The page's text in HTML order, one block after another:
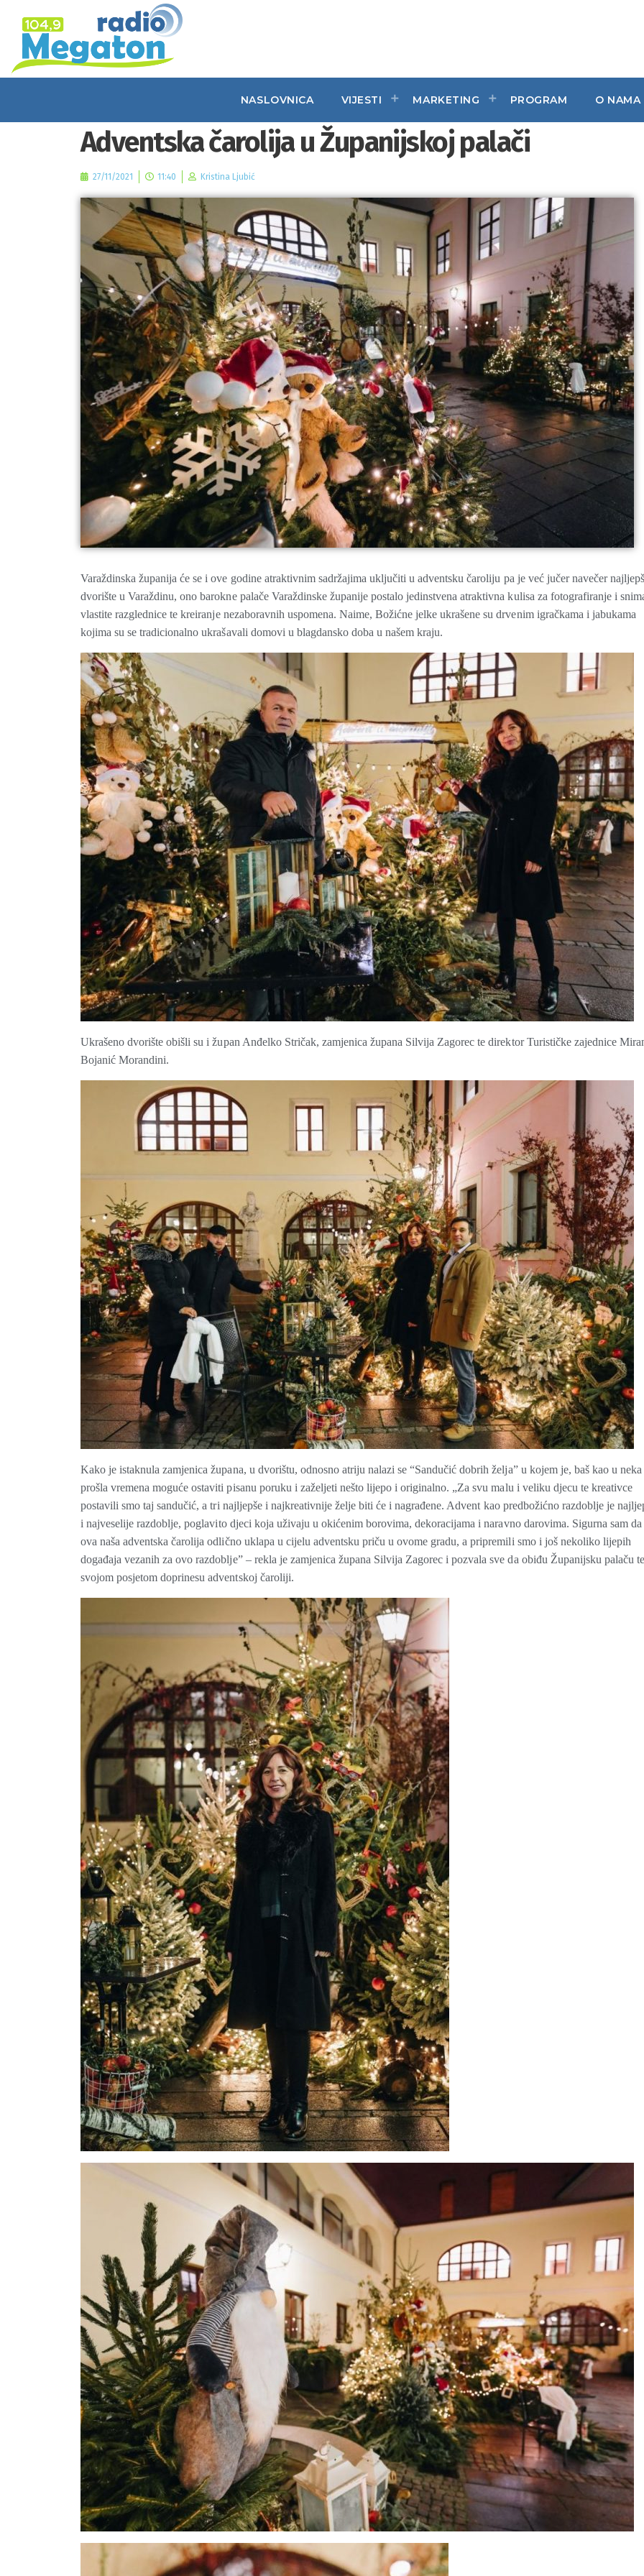
NASLOVNICA VIJESTI MARKETING PROGRAM O NAMA
Adventska čarolija u Županijskoj palači
27/11/2021 11:40 Kristina Ljubić
Varaždinska županija će se i ove godine atraktivnim sadržajima uključiti u adventsku čaroliju pa je već jučer navečer
dvorište u Varaždinu, ono barokne palače Varaždinske županije postalo jedinstvena atraktivna kulisa za fotografiranje i
vlastite razglednice te kreiranje nezaboravnih uspomena. Naime, Božićne jelke ukrašene su drvenim igračkama i jabukama
kojima su se tradicionalno ukrašavali domovi u blagdansko doba u našem kraju.
Ukrašeno dvorište obišli su i župan Anđelko Stričak, zamjenica župana Silvija Zagorec te direktor Turističke zajednice
Bojanić Morandini.
Kako je istaknula zamjenica župana, u dvorištu, odnosno atriju nalazi se “Sandučić dobrih želja” u kojem je, baš kao u neka
prošla vremena moguće ostaviti pisanu poruku i zaželjeti nešto lijepo i originalno. „Za svu malu i veliku djecu te kreativce
postavili smo taj sandučić, a tri najljepše i najkreativnije želje biti će i nagrađene. Advent kao predbožićno razdoblje je
i najveselije razdoblje, poglavito djeci koja uživaju u okićenim borovima, dekoracijama i naravno darovima. Sigurna sam da
ova naša adventska čarolija odlično uklapa u cijelu adventsku priču u ovome gradu, a pripremili smo i još nekoliko lijepih
događaja vezanih za ovo razdoblje” – rekla je zamjenica župana Silvija Zagorec i pozvala sve da obiđu Županijsku palaču
svojom posjetom doprinesu adventskoj čaroliji.